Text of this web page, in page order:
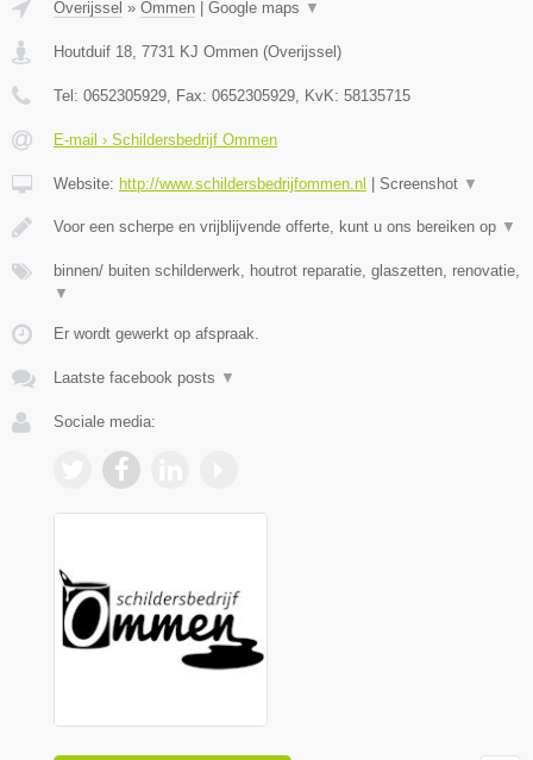
Overijssel » Ommen Google maps ▼
Houtduif 18 7731 KJ Ommen (Overijssel )
Tel: 0652305929 , Fax: 0652305929 , KvK: 58135715
E-mail › Schildersbedrijf Ommen
Website: http://www.schildersbedrijfommen.nl Screenshot ▼
Voor een scherpe en vrijblijvende offerte, kunt u ons bereiken op ▼
binnen/ buiten schilderwerk, houtrot reparatie, glaszetten, renovatie,
▼
Er wordt gewerkt op afspraak.
Laatste facebook posts ▼
Sociale media: